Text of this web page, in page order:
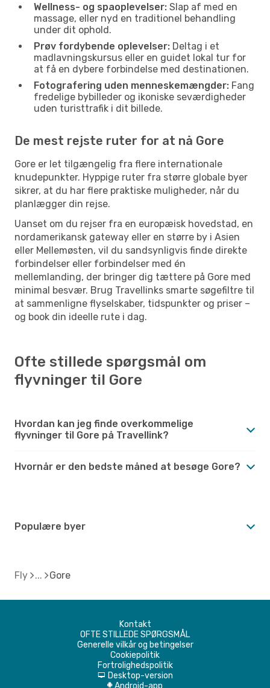
Wellness- og spaoplevelser: Slap af med en
massage, eller nyd en traditionel behandling
under dit ophold.
Prøv fordybende oplevelser: Deltag i et
madlavningskursus eller en guidet lokal tur for
at få en dybere forbindelse med destinationen.
Fotografering uden menneskemængder: Fang
fredelige bybilleder og ikoniske seværdigheder
uden turisttrafik i dit billede.
De mest rejste ruter for at nå Gore
Gore er let tilgængelig fra flere internationale
knudepunkter. Hyppige ruter fra større globale byer
sikrer, at du har flere praktiske muligheder, når du
planlægger din rejse.
Uanset om du rejser fra en europæisk hovedstad, en
nordamerikansk gateway eller en større by i Asien
eller Mellemøsten, vil du sandsynligvis finde direkte
forbindelser eller forbindelser med én
mellemlanding, der bringer dig tættere på Gore med
minimal besvær. Brug Travellinks smarte søgefiltre til
at sammenligne flyselskaber, tidspunkter og priser –
og book din ideelle rute i dag.
Ofte stillede spørgsmål om
flyvninger til Gore
Hvordan kan jeg finde overkommelige
flyvninger til Gore på Travellink?
Hvornår er den bedste måned at besøge Gore?
Populære byer
Fly Gore
Kontakt
OFTE STILLEDE SPØRGSMÅL
Generelle vilkår og betingelser
Cookiepolitik
Fortrolighedspolitik
d Desktop-version
A Android-app